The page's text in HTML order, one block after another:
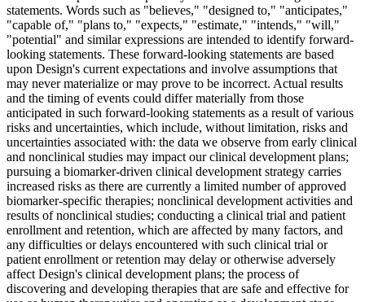
statements. Words such as "believes," "designed to," "anticipates,"
"capable of," "plans to," "expects," "estimate," "intends," "will,"
"potential" and similar expressions are intended to identify forward-
looking statements. These forward-looking statements are based
upon Design's current expectations and involve assumptions that
may never materialize or may prove to be incorrect. Actual results
and the timing of events could differ materially from those
anticipated in such forward-looking statements as a result of various
risks and uncertainties, which include, without limitation, risks and
uncertainties associated with: the data we observe from early clinical
and nonclinical studies may impact our clinical development plans;
pursuing a biomarker-driven clinical development strategy carries
increased risks as there are currently a limited number of approved
biomarker-specific therapies; nonclinical development activities and
results of nonclinical studies; conducting a clinical trial and patient
enrollment and retention, which are affected by many factors, and
any difficulties or delays encountered with such clinical trial or
patient enrollment or retention may delay or otherwise adversely
affect Design's clinical development plans; the process of
discovering and developing therapies that are safe and effective for